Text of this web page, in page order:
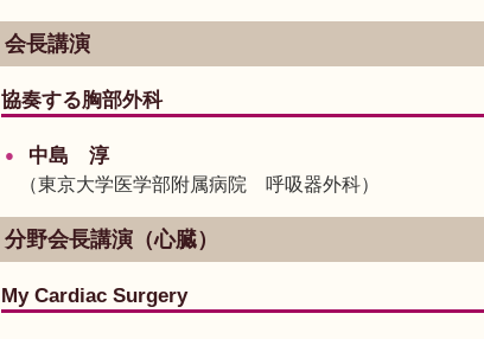
会長講演
協奏する胸部外科
中島 淳
（東京大学医学部附属病院 呼吸器外科）
分野会長講演（心臓）
My Cardiac Surgery